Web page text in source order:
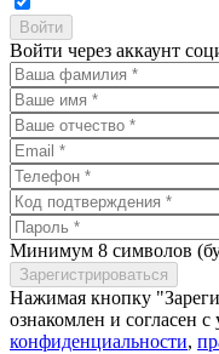
Войти через аккаунт
Минимум 8 символов
Нажимая кнопку
ознакомлен и согласен с
конфиденциальности,